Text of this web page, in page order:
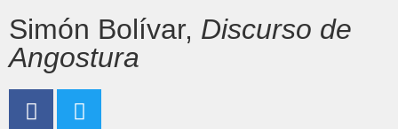
Simón Bolívar, Discurso de
Angostura